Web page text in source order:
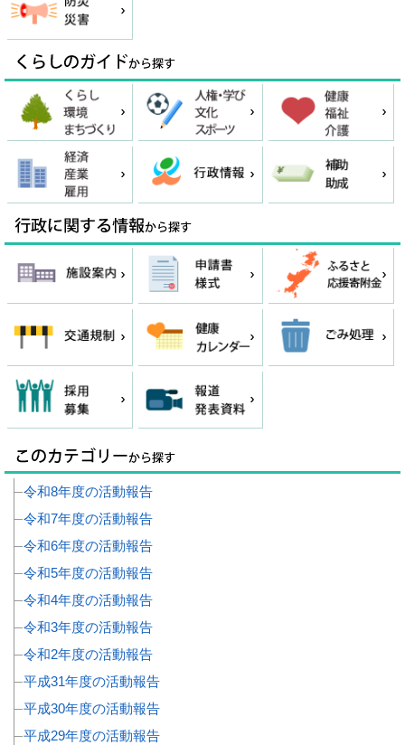
令和8年度の活動報告
令和7年度の活動報告
令和6年度の活動報告
令和5年度の活動報告
令和4年度の活動報告
令和3年度の活動報告
令和2年度の活動報告
平成31年度の活動報告
平成30年度の活動報告
平成29年度の活動報告